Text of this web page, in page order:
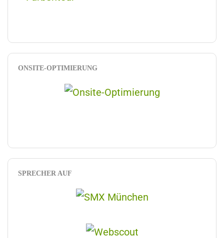
ONSITE-OPTIMIERUNG
SPRECHER AUF